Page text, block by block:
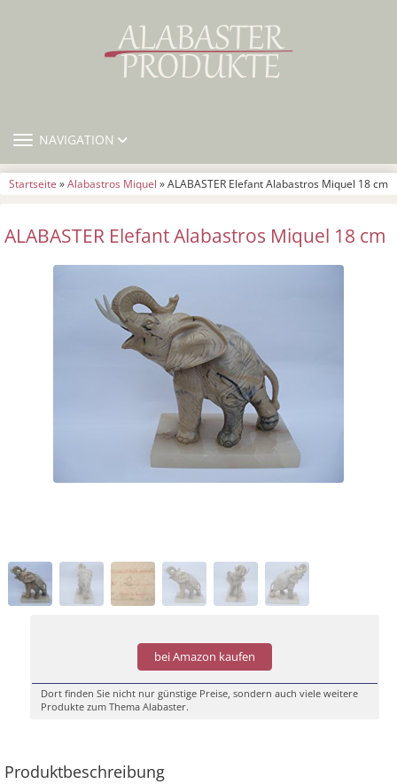
TOGGLE NAVIGATION
NAVIGATION
Startseite »Alabastros Miquel » ALABASTER Elefant Alabastros Miquel 18 cm
ALABASTER Elefant Alabastros Miquel 18 cm
bei Amazon kaufen
Dort finden Sie nicht nur günstige Preise, sondern auch viele weitere
Produkte zum Thema Alabaster.
Produktbeschreibung